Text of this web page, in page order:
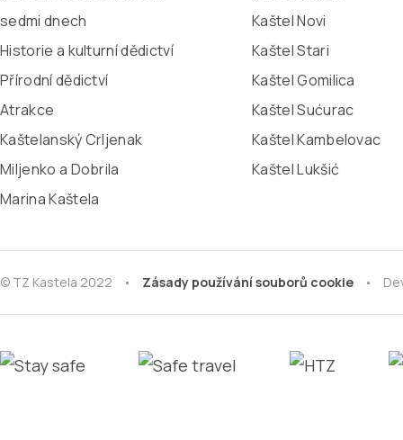
sedmi dnech
Historie a kulturní dědictví
Přírodní dědictví
Atrakce
Kaštelanský Crljenak
Miljenko a Dobrila
Marina Kaštela
Kaštel Novi
Kaštel Stari
Kaštel Gomilica
Kaštel Sućurac
Kaštel Kambelovac
Kaštel Lukšić
© TZ Kastela 2022 Zásady používání souborů cookie